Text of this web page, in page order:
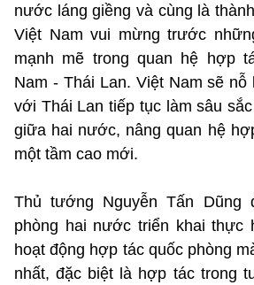
nước láng giềng và cùng là
Việt Nam vui mừng trước
mạnh mẽ trong quan hệ hợp
Nam - Thái Lan. Việt Nam sẽ
với Thái Lan tiếp tục làm sâu
giữa hai nước, nâng quan hệ
một tầm cao mới.
Thủ tướng Nguyễn Tấn Dũng
phòng hai nước triển khai thực
hoạt động hợp tác quốc phòng
nhất, đặc biệt là hợp tác trong